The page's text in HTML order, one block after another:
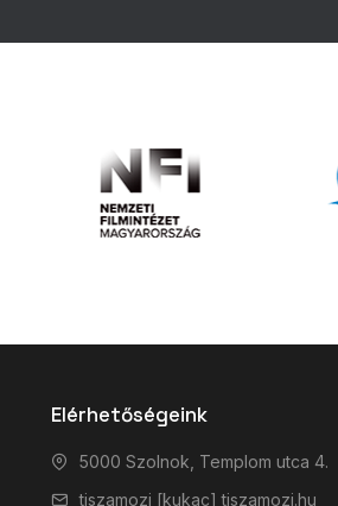
Elérhetőségeink
5000 Szolnok, Templom utca 4.
tiszamozi [kukac] tiszamozi.hu